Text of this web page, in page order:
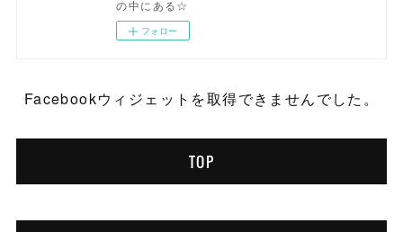
の中にある☆
フォロー
Facebookウィジェットを取得できませんでした。
TOP